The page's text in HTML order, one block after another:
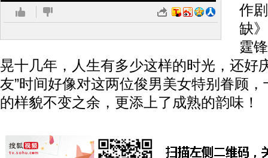
作
缺
霆
晃十几年，人生有多少这样的时光，还好
友”时间好像对这两位俊男美女特别眷顾
的样貌不变之余，更添上了成熟的韵味！